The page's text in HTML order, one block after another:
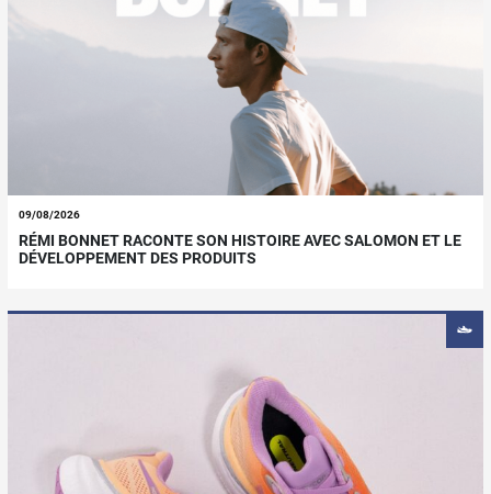
09/08/2026
RÉMI BONNET RACONTE SON HISTOIRE AVEC SALOMON ET LE
DÉVELOPPEMENT DES PRODUITS